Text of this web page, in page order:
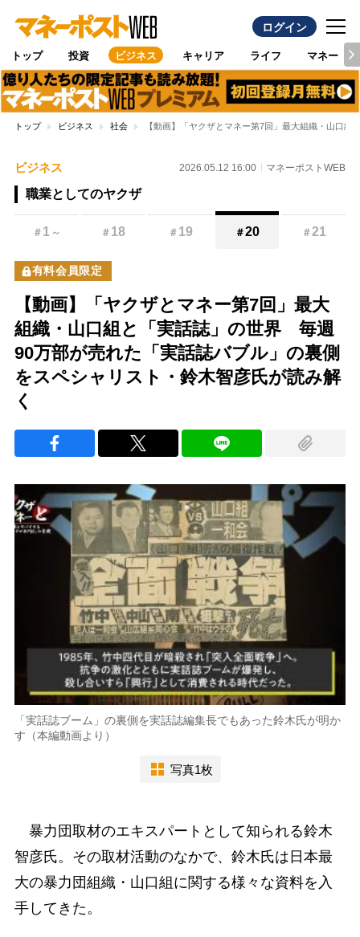
ログイン
トップ 投資 ビジネス キャリア ライフ マネー
トップ ビジネス 社会 【動画】「ヤクザとマネー第7回」最大組織・山口
ビジネス 2026.05.12 16:00 マネーポストWEB
職業としてのヤクザ
＃ 1 ～ ＃ 18 ＃ 19 ＃20 ＃21
有料会員限定
【動画】「ヤクザとマネー第7回」最大
組織・山口組と「実話誌」の世界 毎週
90万部が売れた「実話誌バブル」の裏側
をスペシャリスト・鈴木智彦氏が読み解
く
「実話誌ブーム」の裏側を実話誌編集長でもあった鈴木氏が明か
す（本編動画より）
写真1枚
暴力団取材のエキスパートとして知られる鈴木
智彦氏。その取材活動のなかで、鈴木氏は日本最
大の暴力団組織・山口組に関する様々な資料を入
手してきた。